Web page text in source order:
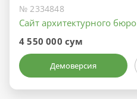
№ 2334848
Сайт архитектурного бюро
4 550 000 сум
Демоверсия